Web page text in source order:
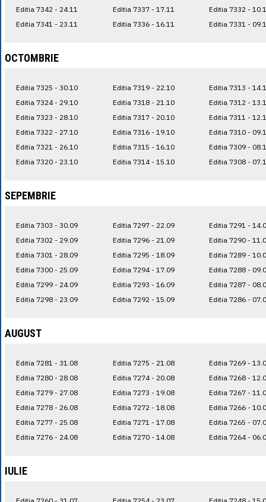
Editia 7342 - 24.11
Editia 7341 - 23.11
Editia 7337 - 17.11
Editia 7336 - 16.11
Editia 7332 -
Editia 7331 -
OCTOMBRIE
Editia 7325 - 30.10
Editia 7324 - 29.10
Editia 7323 - 28.10
Editia 7322 - 27.10
Editia 7321 - 26.10
Editia 7320 - 23.10
Editia 7319 - 22.10
Editia 7318 - 21.10
Editia 7317 - 20.10
Editia 7316 - 19.10
Editia 7315 - 16.10
Editia 7314 - 15.10
Editia 7313 -
Editia 7312 -
Editia 7311 -
Editia 7310 -
Editia 7309 -
Editia 7308 -
SEPEMBRIE
Editia 7303 - 30.09
Editia 7302 - 29.09
Editia 7301 - 28.09
Editia 7300 - 25.09
Editia 7299 - 24.09
Editia 7298 - 23.09
Editia 7297 - 22.09
Editia 7296 - 21.09
Editia 7295 - 18.09
Editia 7294 - 17.09
Editia 7293 - 16.09
Editia 7292 - 15.09
Editia 7291 -
Editia 7290 -
Editia 7289 -
Editia 7288 -
Editia 7287 -
Editia 7286 -
AUGUST
Editia 7281 - 31.08
Editia 7280 - 28.08
Editia 7279 - 27.08
Editia 7278 - 26.08
Editia 7277 - 25.08
Editia 7276 - 24.08
Editia 7275 - 21.08
Editia 7274 - 20.08
Editia 7273 - 19.08
Editia 7272 - 18.08
Editia 7271 - 17.08
Editia 7270 - 14.08
Editia 7269 -
Editia 7268 -
Editia 7267 -
Editia 7266 -
Editia 7265 -
Editia 7264 -
IULIE
Editia 7260 - 31.07 Editia 7254 - 23.07 Editia 7248 -